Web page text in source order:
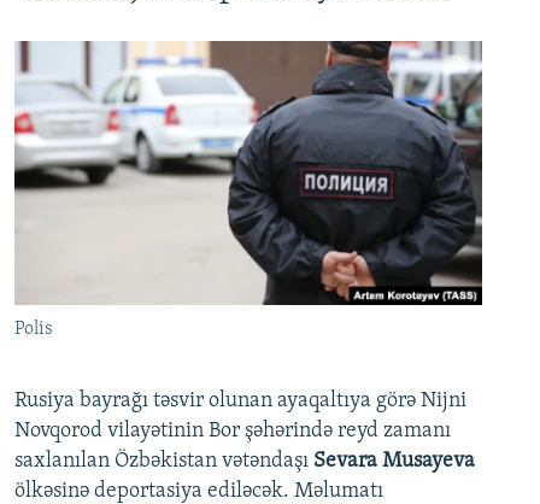
Polis
Rusiya bayrağı təsvir olunan ayaqaltıya görə Nijni
Novqorod vilayətinin Bor şəhərində reyd zamanı
saxlanılan Özbəkistan vətəndaşı Sevara Musayeva
ölkəsinə deportasiya ediləcək. Məlumatı